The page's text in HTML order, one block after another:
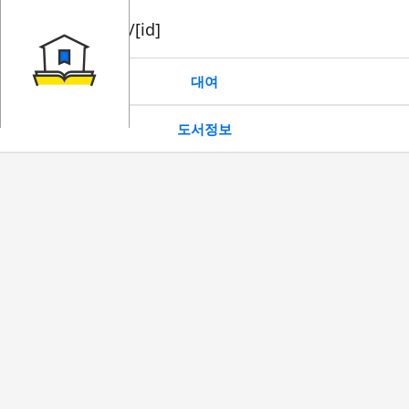
book/rent/[id]
대여
도서정보